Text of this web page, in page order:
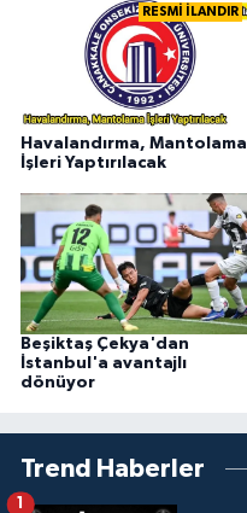
RESMİ İLANDIR
Havalandırma, Mantolama
İşleri Yaptırılacak
Beşiktaş Çekya'dan
İstanbul'a avantajlı
dönüyor
Trend Haberler
1